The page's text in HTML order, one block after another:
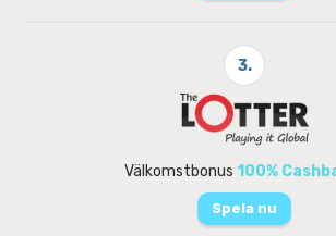
3.
Välkomstbonus 100%
Spela nu